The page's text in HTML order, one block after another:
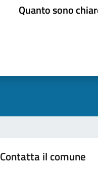
Quanto sono
Contatta il comune